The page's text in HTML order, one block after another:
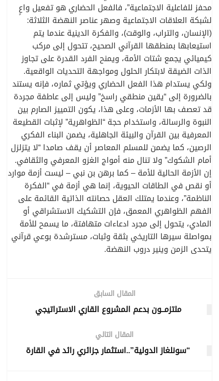
محفز للفاعلية الاجتماعية”، فالفعل الحضاري هو تفعيل واعٍ
لشبكة العلاقات الاجتماعية وصهر عناصر النهضة الثلاثة:
(الإنسان، والتراب، والوقت)، والفكرة الدينية عندما يتم
استيعابها بمنطقها القرآني الصحيح، تتحول إلى مركب
كيميائي يجمع شتات الأمة، ويمنح الفرد القدرة على تجاوز
الذات الضيقة لابتكار الحلول ومواجهة التحديات الواقعية.
ولكي يستدام هذا الفعل الحضاري ويؤتي ثماره، فإنه يستند
بالضرورة إلى “يقين منطقي راسخ” وليس إلى عاطفة مجردة
قد تعصف بها الأزمات، وعلى هذا، يكون التمييز الصارم بين
النبوة والرسالة، واستخدام حجة “الظواهرية” لإثبات القطيعة
المعرفية بين القرآن والبيئة الجاهلية، يضمن البناء الفكري
الرصين، كما يضمن للمسلم المعاصر أن يقف صامدا “لا يتزلزل
أمام الشكوك” ولا تنال منه أمواج الغزو المعرفي والثقافي.
إن الأزمة الحالية للأمة – كما برهن بن نبي – ليست أزمة موارد
أو نقص في الطاقات الحيوية، إنما هي أزمة في “الفكرة
الناظمة”، وعندما يمتلك العقل حصانته الذاتية القائمة على
الفهم الظواهري المعمق، فإن التشكيك الاستشراقي أو
المادي، يتحول إلى مجرد ادعاءات متهافتة، ما يسمح للأمة
بمواصلة سيرها التاريخي بثقة وثبات، مسترشدة بوعي قرآني
يتحدى الزمن وينير دروب النهضة.
المقال السابق
ملتزمــون بدعم المشروع القاري الاستراتيجي
المقال التالي
“سونلغاز الدولية”..استثمار جزائري رائد في القارة